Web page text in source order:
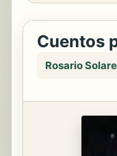
Cuentos
Rosario